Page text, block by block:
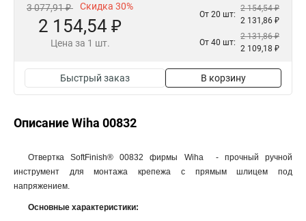
3 077,91 ₽ Скидка 30%
2 154,54 ₽
Цена за 1 шт.
От 20 шт:
2 154,54 ₽
2 131,86 ₽
От 40 шт:
2 131,86 ₽
2 109,18 ₽
Быстрый заказ В корзину
Описание Wiha 00832
Отвертка SoftFinish® 00832 фирмы Wiha - прочный ручной
инструмент для монтажа крепежа с прямым шлицем под
напряжением.
Основные характеристики: